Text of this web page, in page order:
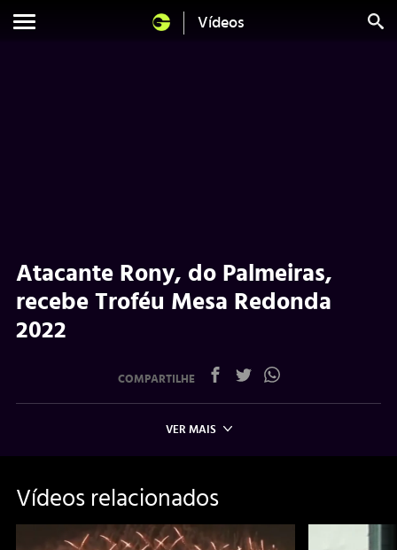
Vídeos
Atacante Rony, do Palmeiras,
recebe Troféu Mesa Redonda
2022
COMPARTILHE
VER MAIS
Vídeos relacionados